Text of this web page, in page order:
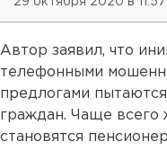
Автор заявил, что
телефонными
предлогами
граждан. Чаще всего
становятся